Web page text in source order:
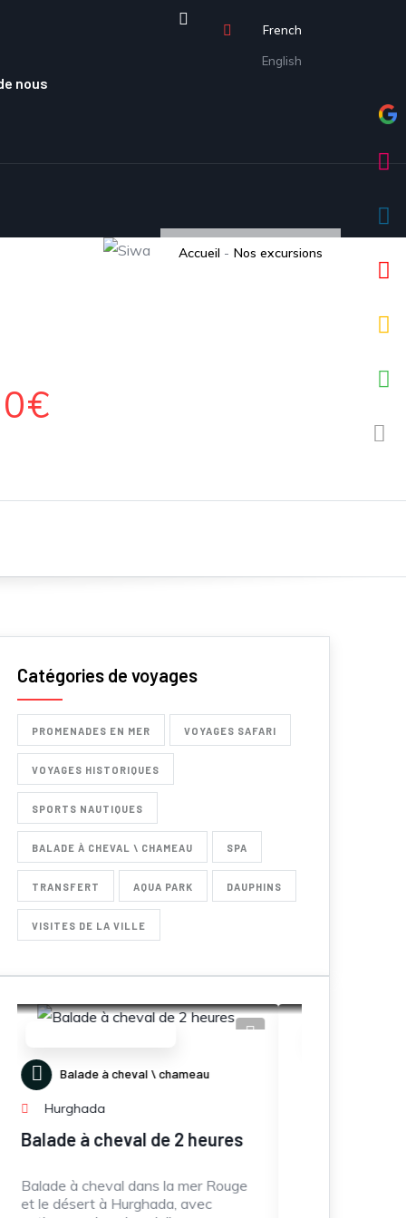
French
English
nous
Accueil - Nos excursions
Catégories de voyages
PROMENADES EN MER VOYAGES SAFARI
VOYAGES HISTORIQUES
SPORTS NAUTIQUES
BALADE À CHEVAL \ CHAMEAU SPA
TRANSFERT AQUA PARK DAUPHINS
VISITES DE LA VILLE
Nos incontournables
Promenades en Mer
Speed boat Pack
Location de speed boat privé ou
semi-privé (3-4h) avec dauphins,